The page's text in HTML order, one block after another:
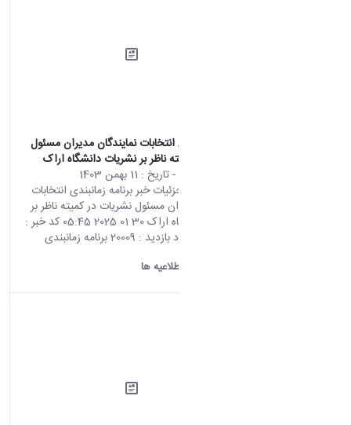
برنامه زمانبندی انتخابات نمایندگان مدیران مسئول
نشریات در کمیته ناظر بر نشریات دانشگاه اراک
- تاریخ : 11 بهمن 1403
صفحه اصلی جزئیات خبر برنامه زمانبندی انتخابات
نمایندگان مدیران مسئول نشریات در کمیته ناظر بر
نشریات دانشگاه اراک 30 01 2025 05:45 کد خبر :
667636 تعداد بازدید : 20009 برنامه زمانبندی
اطلاعیه ها